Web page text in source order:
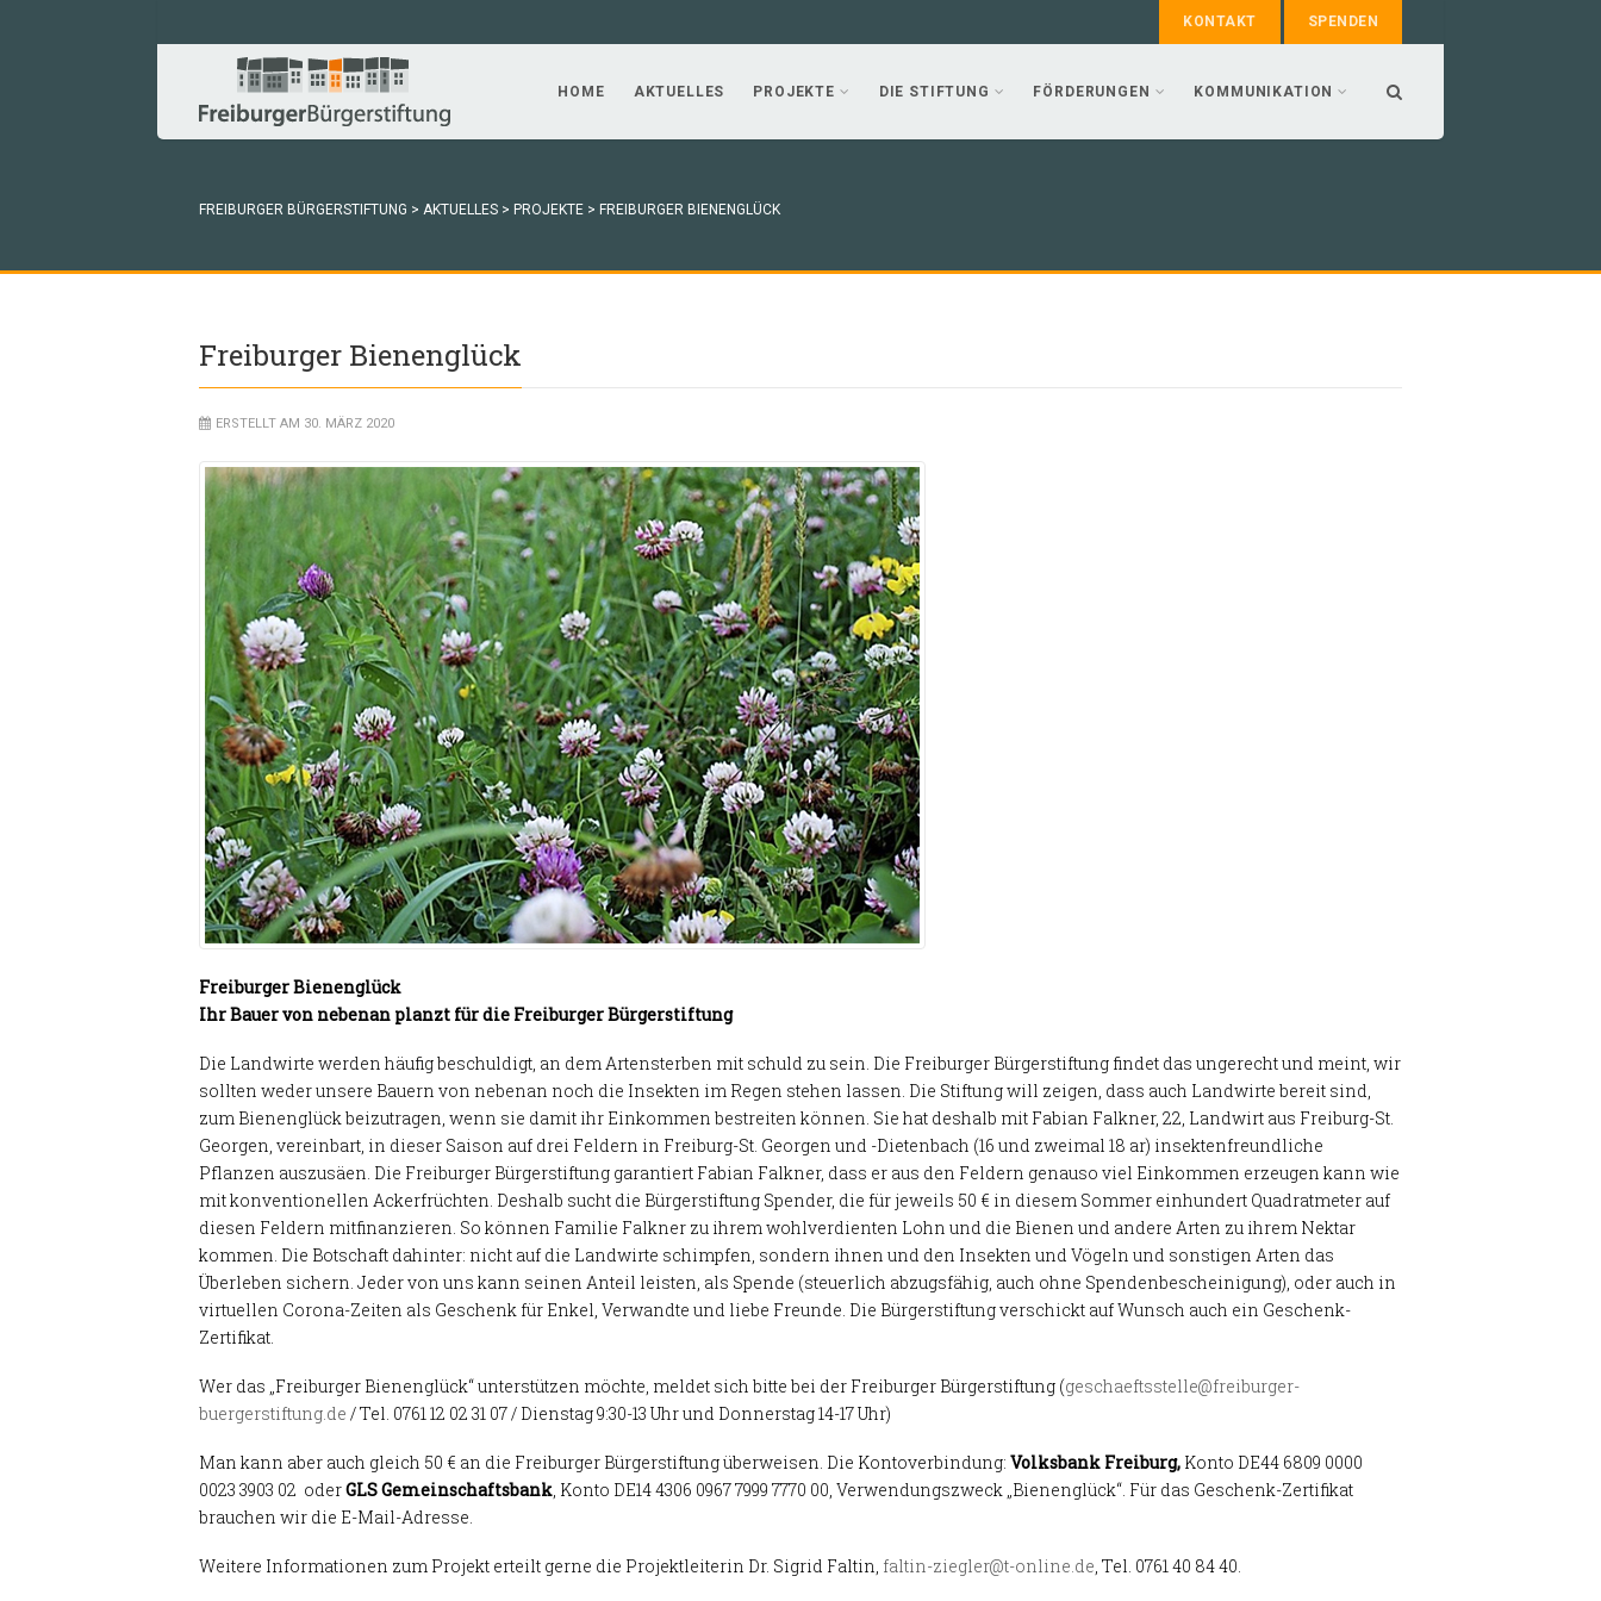
KONTAKT SPENDEN
HOME AKTUELLES PROJEKTE DIE STIFTUNG FÖRDERUNGEN KOMMUNIKATION
FREIBURGER BÜRGERSTIFTUNG > AKTUELLES > PROJEKTE > FREIBURGER BIENENGLÜCK
Freiburger Bienenglück
ERSTELLT AM 30. MÄRZ 2020
Freiburger Bienenglück
Ihr Bauer von nebenan planzt für die Freiburger Bürgerstiftung
Die Landwirte werden häufig beschuldigt, an dem Artensterben mit schuld zu sein. Die Freiburger Bürgerstiftung findet das ungerecht und meint, wir
sollten weder unsere Bauern von nebenan noch die Insekten im Regen stehen lassen. Die Stiftung will zeigen, dass auch Landwirte bereit sind,
zum Bienenglück beizutragen, wenn sie damit ihr Einkommen bestreiten können. Sie hat deshalb mit Fabian Falkner, 22, Landwirt aus Freiburg-St.
Georgen, vereinbart, in dieser Saison auf drei Feldern in Freiburg-St. Georgen und -Dietenbach (16 und zweimal 18 ar) insektenfreundliche
Pflanzen auszusäen. Die Freiburger Bürgerstiftung garantiert Fabian Falkner, dass er aus den Feldern genauso viel Einkommen erzeugen kann wie
mit konventionellen Ackerfrüchten. Deshalb sucht die Bürgerstiftung Spender, die für jeweils 50 € in diesem Sommer einhundert Quadratmeter auf
diesen Feldern mitfinanzieren. So können Familie Falkner zu ihrem wohlverdienten Lohn und die Bienen und andere Arten zu ihrem Nektar
kommen. Die Botschaft dahinter: nicht auf die Landwirte schimpfen, sondern ihnen und den Insekten und Vögeln und sonstigen Arten das
Überleben sichern. Jeder von uns kann seinen Anteil leisten, als Spende (steuerlich abzugsfähig, auch ohne Spendenbescheinigung), oder auch in
virtuellen Corona-Zeiten als Geschenk für Enkel, Verwandte und liebe Freunde. Die Bürgerstiftung verschickt auf Wunsch auch ein Geschenk-
Zertifikat.
Wer das „Freiburger Bienenglück“ unterstützen möchte, meldet sich bitte bei der Freiburger Bürgerstiftung (geschaeftsstelle@freiburger-
buergerstiftung.de / Tel. 0761 12 02 31 07 / Dienstag 9:30-13 Uhr und Donnerstag 14-17 Uhr)
Man kann aber auch gleich 50 € an die Freiburger Bürgerstiftung überweisen. Die Kontoverbindung: Volksbank Freiburg, Konto DE44 6809 0000
0023 3903 02 oderGLS Gemeinschaftsbank, Konto DE14 4306 0967 7999 7770 00, Verwendungszweck „Bienenglück“. Für das Geschenk-Zertifikat
brauchen wir die E-Mail-Adresse.
Weitere Informationen zum Projekt erteilt gerne die Projektleiterin Dr. Sigrid Faltin, faltin-ziegler@t-online.de, Tel. 0761 40 84 40.